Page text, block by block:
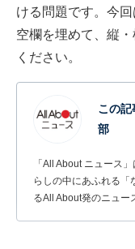
ける問題です。今
空欄を埋めて、縦
ください。
この記
部
「All About ニュース
らしの中にあふれる「
るAll About発のニュー